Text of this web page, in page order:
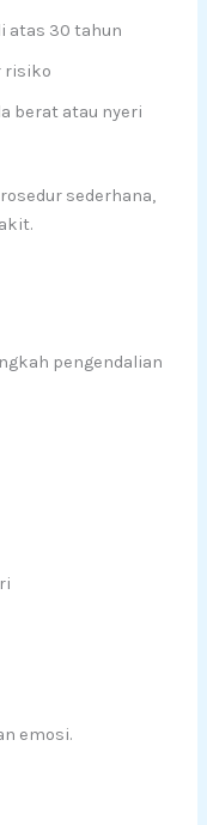
atas 30 tahun
risiko
berat atau nyeri
sederhana,
pengendalian
emosi.